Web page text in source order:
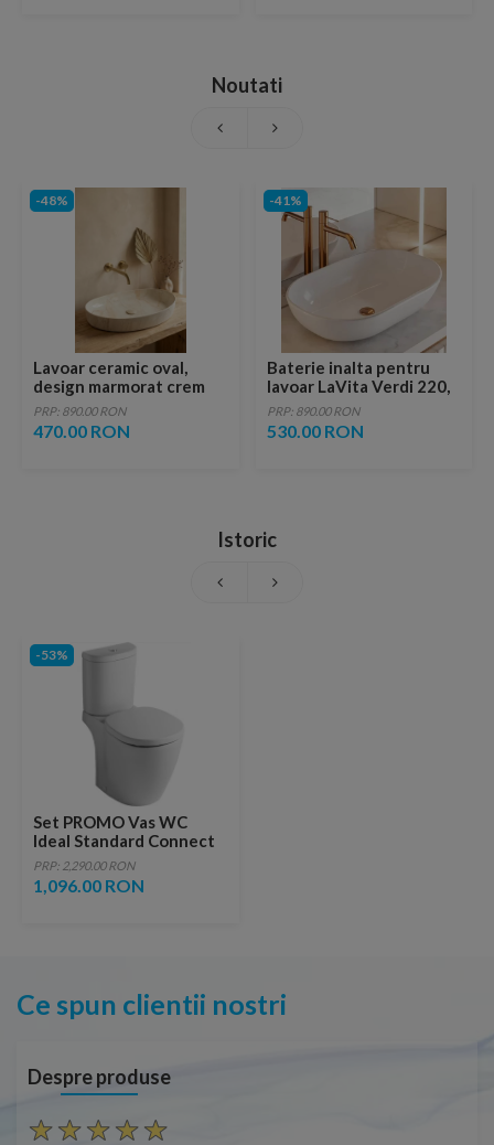
Noutati
-48%
Lavoar ceramic oval,
design marmorat crem
lucios cu vene aurii,
ventil inclus
PRP: 890.00 RON
470.00 RON
-41%
Baterie inalta pentru
lavoar LaVita Verdi 220,
fara ventil, brushed
copper
PRP: 890.00 RON
530.00 RON
Istoric
-53%
Set PROMO Vas WC
Ideal Standard Connect
cu rezervor ARC si capac
WC
PRP: 2,290.00 RON
1,096.00 RON
Ce spun clientii nostri
Despre produse